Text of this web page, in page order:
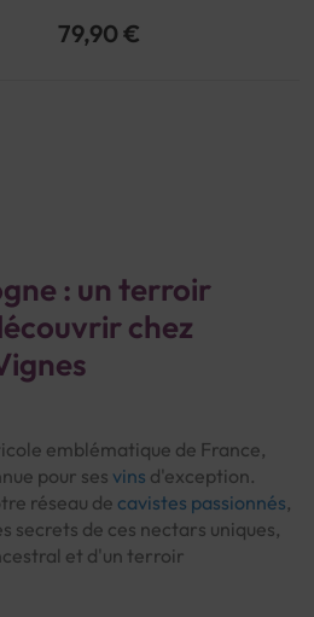
Chambertin | AOP
79,90 €
: un terroir
chez
emblématique de France,
pour ses vins d'exception.
réseau de cavistes passionnés,
secrets de ces nectars uniques,
et d'un terroir